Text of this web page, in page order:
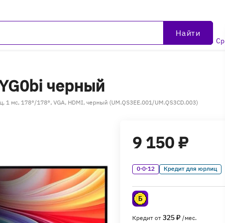
Найти
черный
мс, 178°/178°, VGA, HDMI, черный (UM.QS3EE.001/UM.QS3CD.003)
9 150 ₽
0·0·12 Кредит для юрлиц
Кредит от 325 ₽ /мес.